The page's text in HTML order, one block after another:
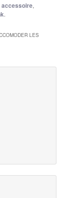
accessoire,
.
LES